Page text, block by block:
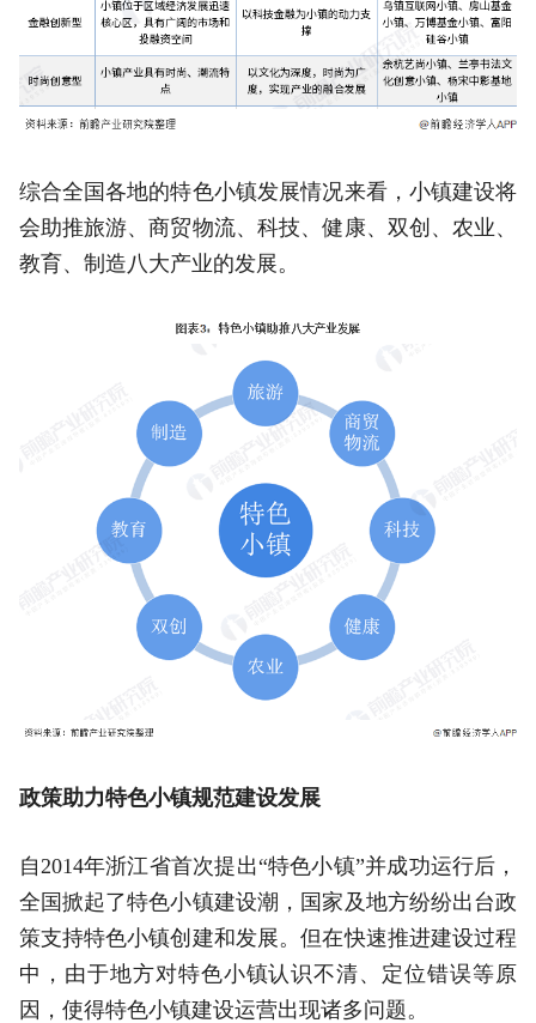
综合全国各地的特色小镇发展情况来看，小镇建设将
会助推旅游、商贸物流、科技、健康、双创、农业、
教育、制造八大产业的发展。
政策助力特色小镇规范建设发展
自2014年浙江省首次提出“特色小镇”并成功运行后，
全国掀起了特色小镇建设潮，国家及地方纷纷出台政
策支持特色小镇创建和发展。但在快速推进建设过程
中，由于地方对特色小镇认识不清、定位错误等原
因，使得特色小镇建设运营出现诸多问题。